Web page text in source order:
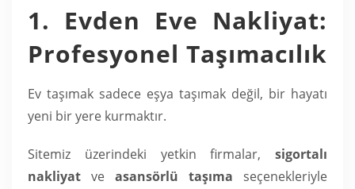
1. Evden Eve Nakliyat:
Profesyonel Taşımacılık
Ev taşımak sadece eşya taşımak değil, bir hayatı
yeni bir yere kurmaktır.
Sitemiz üzerindeki yetkin firmalar, sigortalı
nakliyat ve asansörlü taşıma seçenekleriyle